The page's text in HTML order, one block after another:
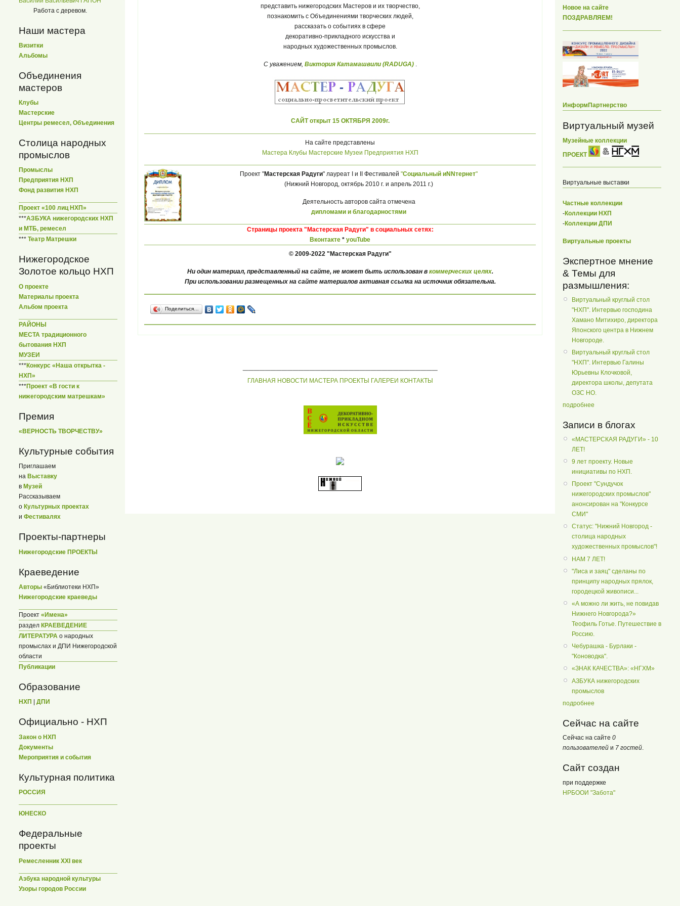
Работа с деревом.
Наши мастера
Визитки
Альбомы
Объединения
мастеров
Клубы
Мастерские
Центры ремесел, Объединения
Столица народных
промыслов
Промыслы
Предприятия НХП
Фонд развития НХП
Проект «100 лиц НХП»
***АЗБУКА нижегородских НХП
и МТБ, ремесел
*** Театр Матрешки
Нижегородское
Золотое кольцо НХП
О проекте
Материалы проекта
Альбом проекта
РАЙОНЫ
МЕСТА традиционного
бытования НХП
МУЗЕИ
***Конкурс «Наша открытка -
НХП»
***Проект «В гости к
нижегородским матрешкам»
Премия
«ВЕРНОСТЬ ТВОРЧЕСТВУ»
Культурные события
Приглашаем
на Выставку
в Музей
Рассказываем
о Культурных проектах
и Фестивалях
Проекты-партнеры
Нижегородские ПРОЕКТЫ
Краеведение
Авторы «Библиотеки НХП»
Нижегородские краеведы
Проект «Имена»
раздел КРАЕВЕДЕНИЕ
ЛИТЕРАТУРА о народных
промыслах и ДПИ Нижегородской
области
Публикации
Образование
НХП ДПИ
Официально - НХП
Закон о НХП
Документы
Мероприятия и события
Культурная политика
РОССИЯ
ЮНЕСКО
Федеральные
проекты
Ремесленник XXI век
Азбука народной культуры
Узоры городов России
представить нижегородских Мастеров и их творчество,
познакомить с Объединениями творческих людей,
рассказать о событиях в сфере
декоративно-прикладного искусства и
народных художественных промыслов.
С уважением, Виктория Катамашвили (RADUGA)
САЙТ открыт 15 ОКТЯБРЯ 2009г.
На сайте представлены
Мастера Клубы Мастерские Музеи Предприятия НХП
Проект "Мастерская Радуги" лауреат I и II Фестивалей "Социальный иNNтернет"
(Нижний Новгород, октябрь 2010 г. и апрель 2011 г.)
Деятельность авторов сайта отмечена
дипломами и благодарностями
Страницы проекта "Мастерская Радуги" в социальных сетях:
Вконтакте * youTube
© 2009-2022 "Мастерская Радуги"
Ни один материал, представленный на сайте, не может быть использован в коммерческих целях.
При использовании размещенных на сайте материалов активная ссылка на источник обязательна.
Поделиться…
ГЛАВНАЯ НОВОСТИ МАСТЕРА ПРОЕКТЫ ГАЛЕРЕИ КОНТАКТЫ
Новое на сайте
ПОЗДРАВЛЯЕМ!
ИнформПартнерство
Виртуальный музей
Музейные коллекции
ПРОЕКТ
Виртуальные выставки
Частные коллекции
-Коллекции НХП
-Коллекции ДПИ
Виртуальные проекты
Экспертное мнение
& Темы для
размышления:
Виртуальный круглый стол
"НХП". Интервью господина
Хамано Митихиро, директора
Японского центра в Нижнем
Новгороде.
Виртуальный круглый стол
"НХП". Интервью Галины
Юрьевны Клочковой,
директора школы, депутата
ОЗС НО.
подробнее
Записи в блогах
«МАСТЕРСКАЯ РАДУГИ» - 10
ЛЕТ!
9 лет проекту. Новые
инициативы по НХП.
Проект "Сундучок
нижегородских промыслов"
анонсирован на "Конкурсе
СМИ"
Статус: "Нижний Новгород -
столица народных
художественных промыслов"!
НАМ 7 ЛЕТ!
"Лиса и заяц" сделаны по
принципу народных прялок,
городецкой живописи...
«А можно ли жить, не повидав
Нижнего Новгорода?»
Теофиль Готье. Путешествие в
Россию.
Чебурашка - Бурлаки -
"Коноводка".
«ЗНАК КАЧЕСТВА»: «НГХМ»
АЗБУКА нижегородских
промыслов
подробнее
Сейчас на сайте
Сейчас на сайте 0
пользователей и 7 гостей
Сайт создан
при поддержке
НРБООИ "Забота"